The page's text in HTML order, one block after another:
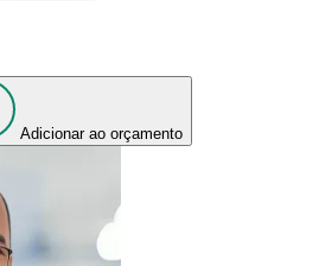
Adicionar ao orçamento